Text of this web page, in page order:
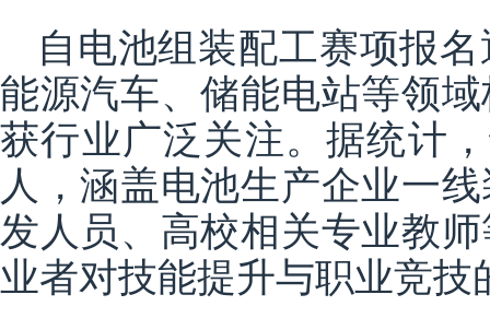
自电池组装配工赛项报
能源汽车、储能电站等领
获行业广泛关注。据统计
人，涵盖电池生产企业一
发人员、高校相关专业教
业者对技能提升与职业竞技